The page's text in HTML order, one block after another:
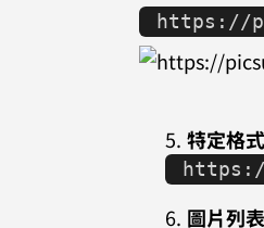
https://
特定格
圖片列